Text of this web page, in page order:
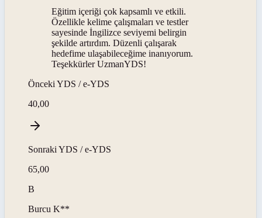
Eğitim içeriği çok kapsamlı ve etkili.
Özellikle kelime çalışmaları ve testler
sayesinde İngilizce seviyemi belirgin
şekilde artırdım. Düzenli çalışarak
hedefime ulaşabileceğime inanıyorum.
Teşekkürler UzmanYDS!
Önceki YDS / e-YDS
40,00
Sonraki YDS / e-YDS
65,00
B
Burcu K**